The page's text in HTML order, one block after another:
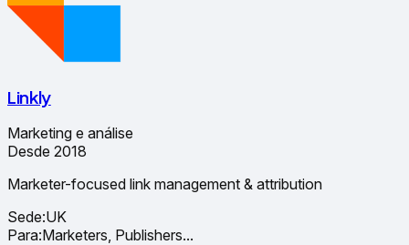
Linkly
Marketing e análise
Desde 2018
Marketer-focused link management & attribution
Sede:UK
Para:Marketers, Publishers...